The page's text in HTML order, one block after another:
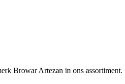
Browar Artezan in ons assortiment.